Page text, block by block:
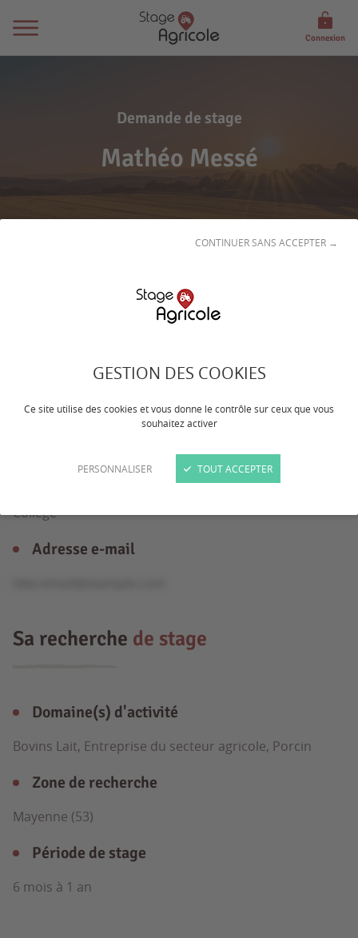
GESTION DES COOKIES
Ce site utilise des cookies et vous donne le contrôle sur ceux que vous
souhaitez activer
PERSONNALISER
CONTINUER SANS ACCEPTER →
TOUT ACCEPTER
Connexion
Demande de stage
Mathéo Messé
Âge
Formation
Collège
Adresse e-mail
Sa recherche de stage
Domaine(s) d'activité
Bovins Lait, Entreprise du secteur agricole, Porcin
Zone de recherche
Mayenne (53)
Période de stage
6 mois à 1 an